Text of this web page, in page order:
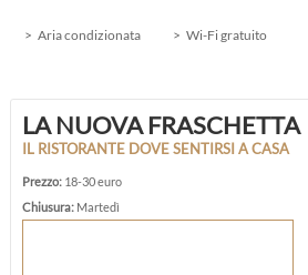
Aria condizionata Wi-Fi gratuito
LA NUOVA FRASCHETTA
IL RISTORANTE DOVE SENTIRSI A CASA
Prezzo: 18-30 euro
Chiusura: Martedì